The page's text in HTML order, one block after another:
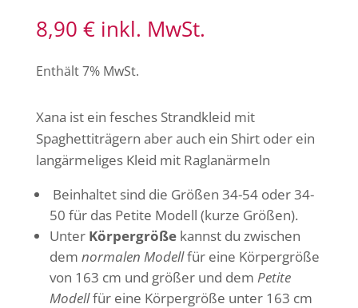
8,90 € inkl. MwSt.
Enthält 7% MwSt.
Xana ist ein fesches Strandkleid mit
Spaghettiträgern aber auch ein Shirt oder ein
langärmeliges Kleid mit Raglanärmeln
Beinhaltet sind die Größen 34-54 oder 34-
50 für das Petite Modell (kurze Größen).
Unter Körpergrößekannst du zwischen
dem normalen Modellfür eine Körpergröße
von 163 cm und größer und dem Petite
Modellfür eine Körpergröße unter 163 cm